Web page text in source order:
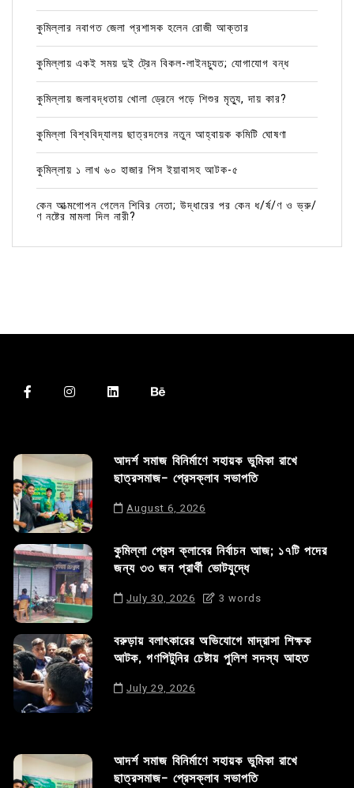
কুমিল্লার নবাগত জেলা প্রশাসক হলেন রোজী আক্তার
কুমিল্লায় একই সময় দুই ট্রেন বিকল-লাইনচ্যুত; যোগাযোগ বন্ধ
কুমিল্লায় জলাবদ্ধতায় খোলা ড্রেনে পড়ে শিশুর মৃত্যু, দায় কার?
কুমিল্লা বিশ্ববিদ্যালয় ছাত্রদলের নতুন আহ্বায়ক কমিটি ঘোষণা
কুমিল্লায় ১ লাখ ৬০ হাজার পিস ইয়াবাসহ আটক-৫
কেন আত্মগোপন গেলেন শিবির নেতা; উদ্ধারের পর কেন ধ/র্ষ/ণ ও ভ্রু/
ণ নষ্টের মামলা দিল নারী?
আদর্শ সমাজ বিনির্মাণে সহায়ক ভুমিকা রাখে
ছাত্রসমাজ- প্রেসক্লাব সভাপতি
August 6, 2026
কুমিল্লা প্রেস ক্লাবের নির্বাচন আজ; ১৭টি পদের
জন্য ৩৩ জন প্রার্থী ভোটযুদ্ধে
July 30, 2026 3 words
বরুড়ায় বলাৎকারের অভিযোগে মাদ্রাসা শিক্ষক
আটক, গণপিটুনির চেষ্টায় পুলিশ সদস্য আহত
July 29, 2026
আদর্শ সমাজ বিনির্মাণে সহায়ক ভুমিকা রাখে
ছাত্রসমাজ- প্রেসক্লাব সভাপতি